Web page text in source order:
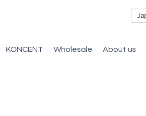
KONCENT Wholesale About us